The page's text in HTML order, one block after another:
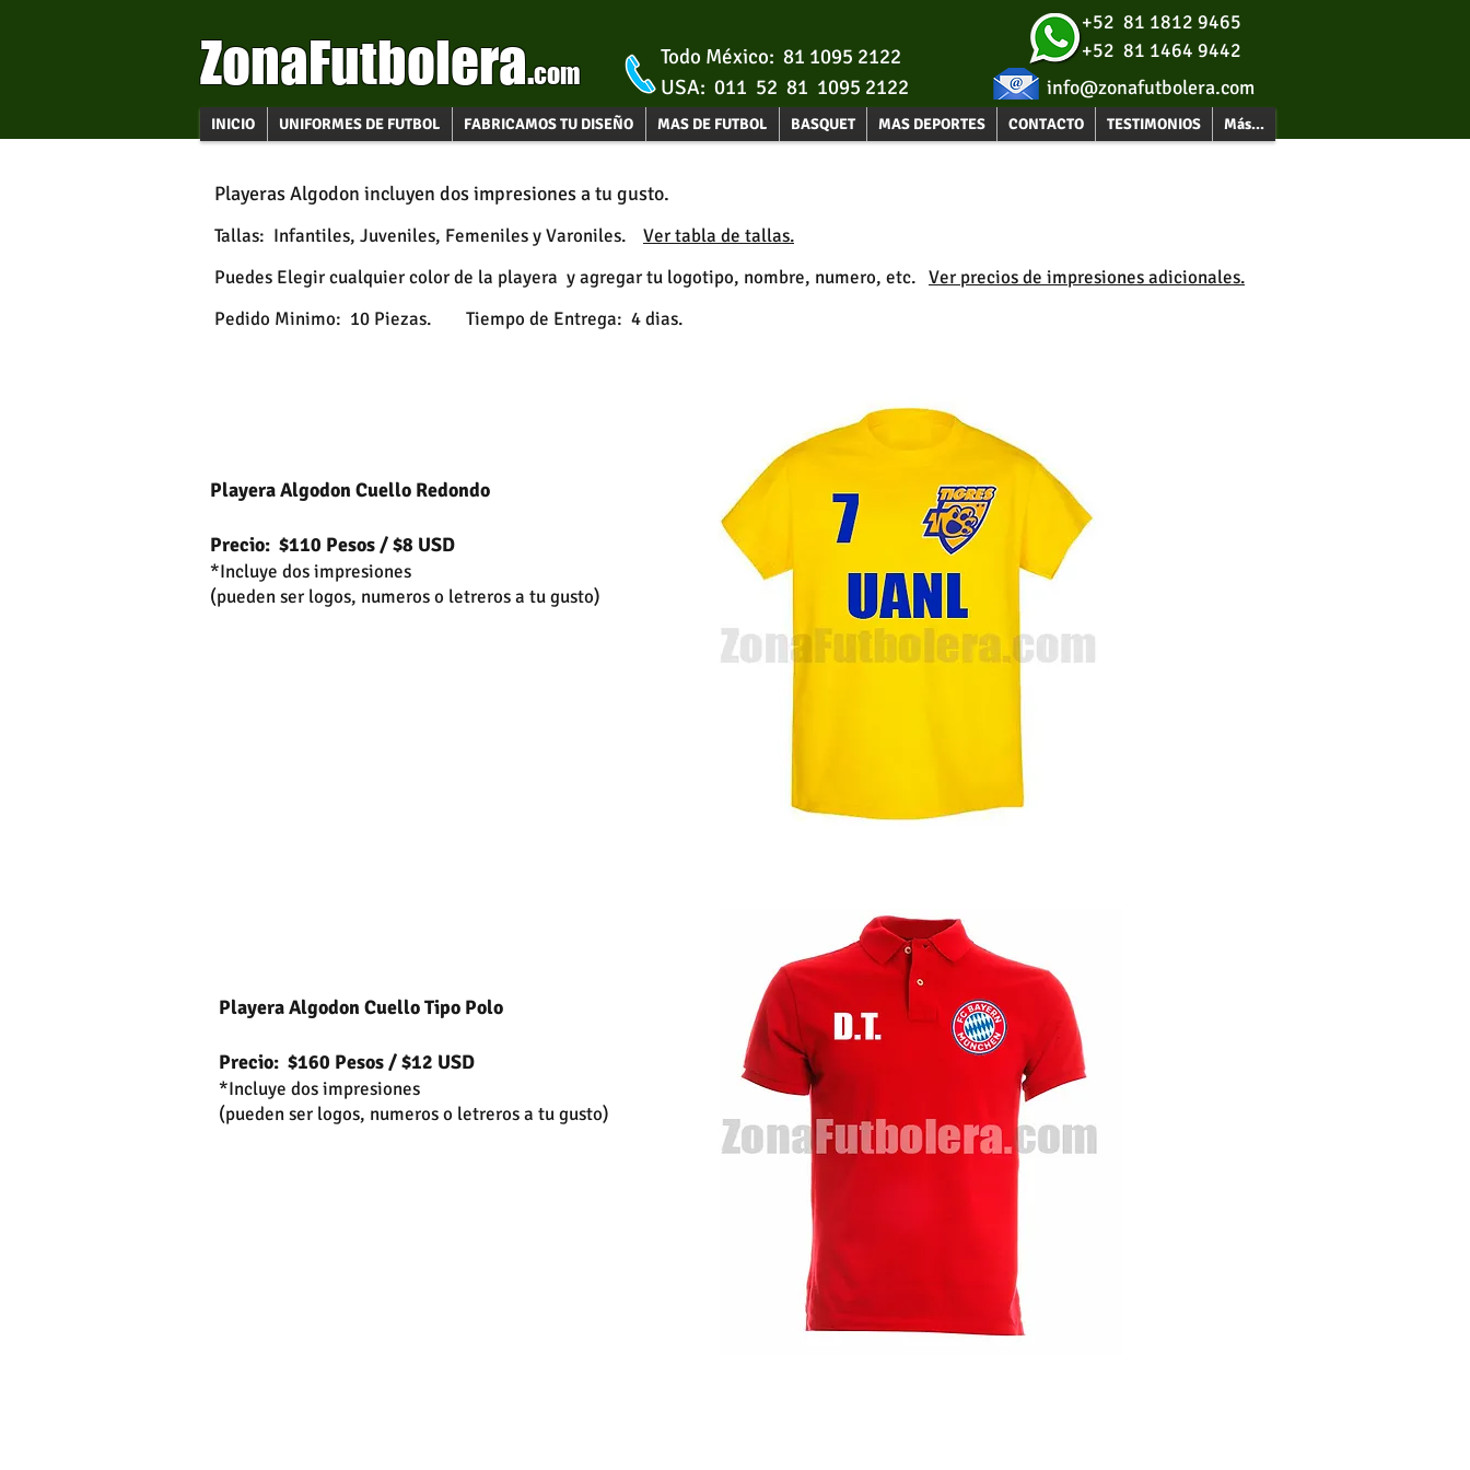
ZonaFutbolera.com
Todo México: 81 1095 2122
USA: 011 52 81 1095 2122
+52 81 1812 9465
+52 81 1464 9442
info@zonafutbolera.com
INICIO UNIFORMES DE FUTBOL FABRICAMOS TU DISEÑO MAS DE FUTBOL BASQUET MAS DEPORTES CONTACTO TESTIMONIOS Más...
Playeras Algodon incluyen dos impresiones a tu gusto.
Tallas: Infantiles, Juveniles, Femeniles y Varoniles. Ver tabla de tallas.
Puedes Elegir cualquier color de la playera y agregar tu logotipo, nombre, numero, etc. Ver precios de impresiones adicionales.
Pedido Minimo: 10 Piezas. Tiempo de Entrega: 4 dias.
Playera Algodon Cuello Redondo
Precio: $110 Pesos / $8 USD
*Incluye dos impresiones
(pueden ser logos, numeros o letreros a tu gusto)
Playera Algodon Cuello Tipo Polo
Precio: $160 Pesos / $12 USD
*Incluye dos impresiones
(pueden ser logos, numeros o letreros a tu gusto)